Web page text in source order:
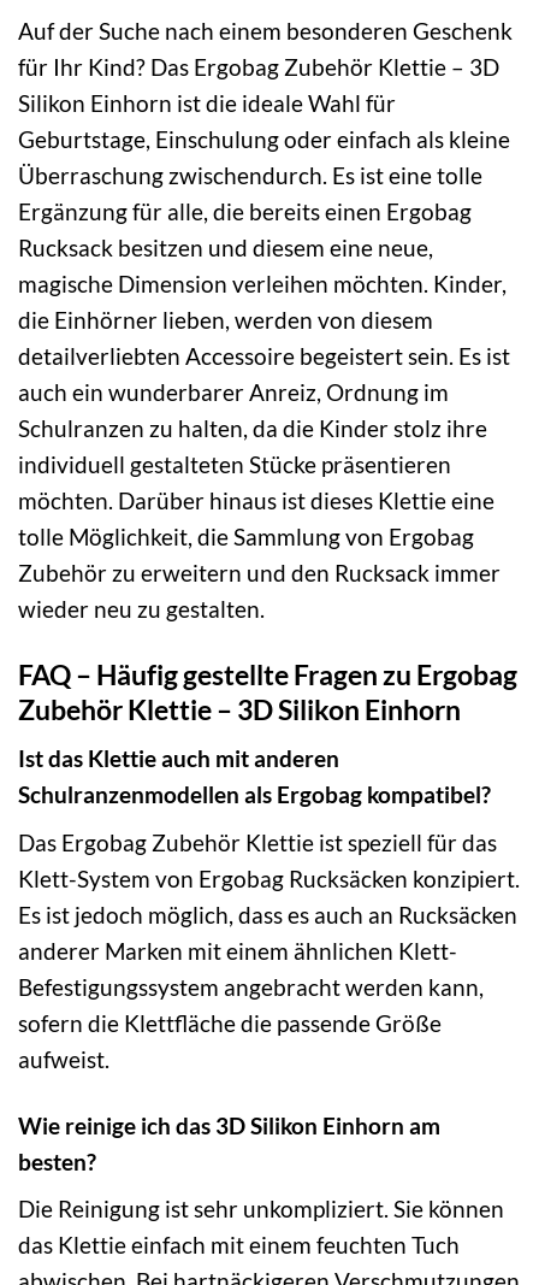
Auf der Suche nach einem besonderen Geschenk
für Ihr Kind? Das Ergobag Zubehör Klettie – 3D
Silikon Einhorn ist die ideale Wahl für
Geburtstage, Einschulung oder einfach als kleine
Überraschung zwischendurch. Es ist eine tolle
Ergänzung für alle, die bereits einen Ergobag
Rucksack besitzen und diesem eine neue,
magische Dimension verleihen möchten. Kinder,
die Einhörner lieben, werden von diesem
detailverliebten Accessoire begeistert sein. Es ist
auch ein wunderbarer Anreiz, Ordnung im
Schulranzen zu halten, da die Kinder stolz ihre
individuell gestalteten Stücke präsentieren
möchten. Darüber hinaus ist dieses Klettie eine
tolle Möglichkeit, die Sammlung von Ergobag
Zubehör zu erweitern und den Rucksack immer
wieder neu zu gestalten.
FAQ – Häufig gestellte Fragen zu Ergobag
Zubehör Klettie – 3D Silikon Einhorn
Ist das Klettie auch mit anderen
Schulranzenmodellen als Ergobag kompatibel?
Das Ergobag Zubehör Klettie ist speziell für das
Klett-System von Ergobag Rucksäcken konzipiert.
Es ist jedoch möglich, dass es auch an Rucksäcken
anderer Marken mit einem ähnlichen Klett-
Befestigungssystem angebracht werden kann,
sofern die Klettfläche die passende Größe
aufweist.
Wie reinige ich das 3D Silikon Einhorn am
besten?
Die Reinigung ist sehr unkompliziert. Sie können
das Klettie einfach mit einem feuchten Tuch